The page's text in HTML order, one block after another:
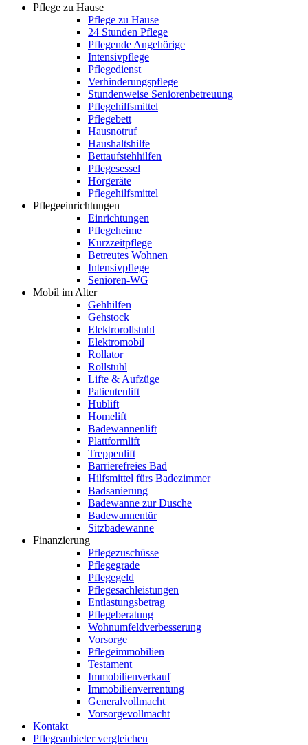
Pflege zu Hause
Pflege zu Hause
24 Stunden Pflege
Pflegende Angehörige
Intensivpflege
Pflegedienst
Verhinderungspflege
Stundenweise Seniorenbetreuung
Pflegehilfsmittel
Pflegebett
Hausnotruf
Haushaltshilfe
Bettaufstehhilfen
Pflegesessel
Hörgeräte
Pflegehilfsmittel
Pflegeeinrichtungen
Einrichtungen
Pflegeheime
Kurzzeitpflege
Betreutes Wohnen
Intensivpflege
Senioren-WG
Mobil im Alter
Gehhilfen
Gehstock
Elektrorollstuhl
Elektromobil
Rollator
Rollstuhl
Lifte & Aufzüge
Patientenlift
Hublift
Homelift
Badewannenlift
Plattformlift
Treppenlift
Barrierefreies Bad
Hilfsmittel fürs Badezimmer
Badsanierung
Badewanne zur Dusche
Badewannentür
Sitzbadewanne
Finanzierung
Pflegezuschüsse
Pflegegrade
Pflegegeld
Pflegesachleistungen
Entlastungsbetrag
Pflegeberatung
Wohnumfeldverbesserung
Vorsorge
Pflegeimmobilien
Testament
Immobilienverkauf
Immobilienverrentung
Generalvollmacht
Vorsorgevollmacht
Kontakt
Pflegeanbieter vergleichen